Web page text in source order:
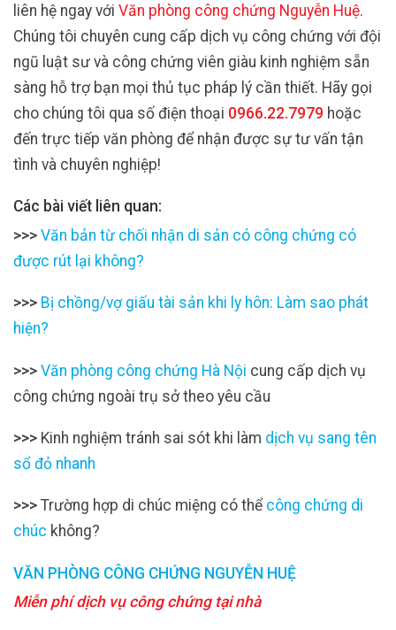
liên hệ ngay với Văn phòng công chứng Nguyễn Huệ.
Chúng tôi chuyên cung cấp dịch vụ công chứng với đội
ngũ luật sư và công chứng viên giàu kinh nghiệm sẵn
sàng hỗ trợ bạn mọi thủ tục pháp lý cần thiết. Hãy gọi
cho chúng tôi qua số điện thoại 0966.22.7979 hoặc
đến trực tiếp văn phòng để nhận được sự tư vấn tận
tình và chuyên nghiệp!
Các bài viết liên quan:
>>> Văn bản từ chối nhận di sản có công chứng có
được rút lại không?
>>> Bị chồng/vợ giấu tài sản khi ly hôn: Làm sao phát
hiện?
>>> Văn phòng công chứng Hà Nội cung cấp dịch vụ
công chứng ngoài trụ sở theo yêu cầu
>>> Kinh nghiệm tránh sai sót khi làm dịch vụ sang tên
sổ đỏ nhanh
>>> Trường hợp di chúc miệng có thể công chứng di
chúc không?
VĂN PHÒNG CÔNG CHỨNG NGUYỄN HUỆ
Miễn phí dịch vụ công chứng tại nhà